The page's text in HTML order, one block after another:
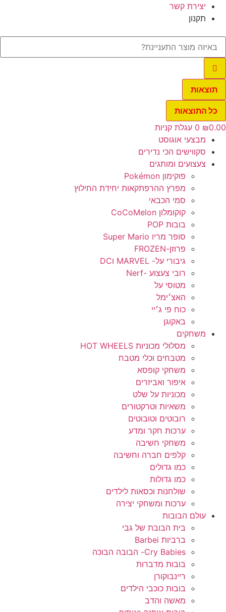
יצירת קשר
תקנון
תוצאות
כל התוצאות
₪0.00
0 עגלת קניות
מבצעי אוגוסט
סקווישים הכי נדירים
צעצועים ומותגים
פוקימון Pokémon
מפרץ ההרפתקאות יחידת החילוץ
סמי הכבאי
קוקומלון CoCoMelon
בובות POP
סופר מריו Super Mario
פרוזן-FROZEN
גיבורי על- MARVEL וDC
רובי צעצוע -Nerf
מטוסי על
האצ׳ימל
כוח פי ג׳יי
באקוגן
משחקים
מסלולי מכוניות HOT WHEELS
מטבחים וכלי מטבח
משחקי קופסא
איפור ואביזרים
מכוניות על שלט
משאיות וטרקטורים
רובוטים וטובוטים
ערכות חקר ומדע
משחקי חשיבה
קלפים חברה וחשיבה
כמו גדולים
כמו גדולות
שולחנות וכסאות לילדים
ערכות ומשחקי יצירה
עולם הבובות
בית הבובת של גבי
ברביות Barbei
Cry Babies- הבובה הבוכה
בובות מדברות
ריינבוקורן
בובות כוכבי הילדים
מאשה והדב